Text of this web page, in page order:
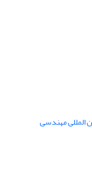
المللی مهندسی